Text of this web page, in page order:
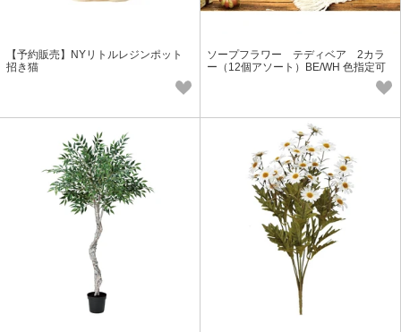
【予約販売】NYリトルレジンポット
招き猫
ソープフラワー テディベア 2カラ
ー（12個アソート）BE/WH 色指定可